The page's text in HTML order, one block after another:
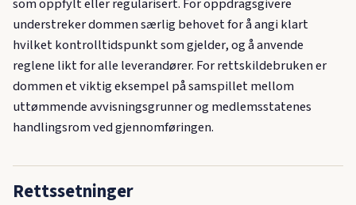
som oppfylt eller regularisert. For oppdragsgivere
understreker dommen særlig behovet for å angi klart
hvilket kontrolltidspunkt som gjelder, og å anvende
reglene likt for alle leverandører. For rettskildebruken er
dommen et viktig eksempel på samspillet mellom
uttømmende avvisningsgrunner og medlemsstatenes
handlingsrom ved gjennomføringen.
Rettssetninger